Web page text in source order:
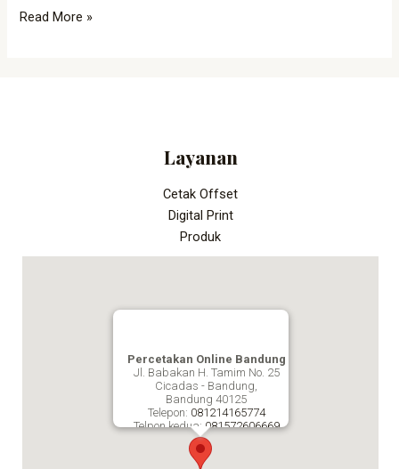
Read More »
Layanan
Cetak Offset
Digital Print
Produk
Percetakan Online Bandung
Jl. Babakan H. Tamim No. 25
Cicadas - Bandung,
Bandung 40125
Telepon: 081214165774
Telpon kedua: 081572606669
Percetakan Online Bandung